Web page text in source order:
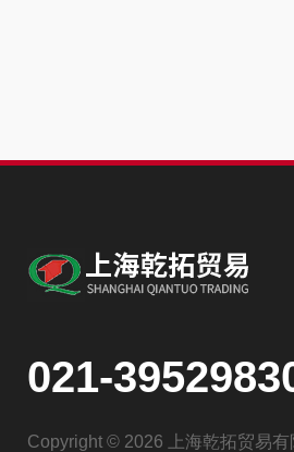
021-
Copyright © 2026 上海乾拓贸易有